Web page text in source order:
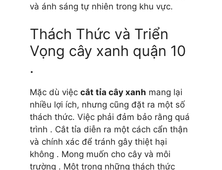
và ánh sáng tự nhiên trong khu vực.
Thách Thức và Triển
Vọng cây xanh quận 10
.
Mặc dù việc cắt tỉa cây xanh mang lại
nhiều lợi ích, nhưng cũng đặt ra một số
thách thức. Việc phải đảm bảo rằng quá
trình . Cắt tỉa diễn ra một cách cẩn thận
và chính xác để tránh gây thiệt hại
không . Mong muốn cho cây và môi
trường . Một trong những thách thức